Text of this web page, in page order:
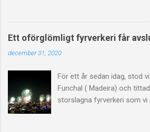
öronbedövande redan ett
nådde vårt mål för dagen i
2017 då vi var i Gamla stan i
Mitt i allt så var Uffe
ensam på trottoaren och
Samtidigt ville en värdinna
(jag) gick förbi, att vi skulle
"I have lost my husband",
Lite underförstått att vi nog
Ett oförglömligt fyrverkeri får
december 31, 2020
För ett år sedan idag, stod
Funchal ( Madeira) och
storslagna fyrverkeri som vi
allt detta hejdundrande,